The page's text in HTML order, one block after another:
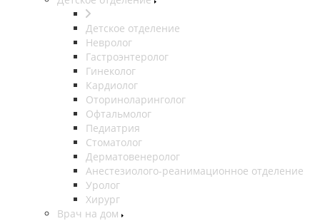
Детское отделение
Невролог
Гастроэнтеролог
Гинеколог
Кардиолог
Оториноларинголог
Офтальмолог
Педиатрия
Стоматолог
Дерматовенеролог
Анестезиолого-реанимационное отделение
Уролог
Хирург
Врач на дом